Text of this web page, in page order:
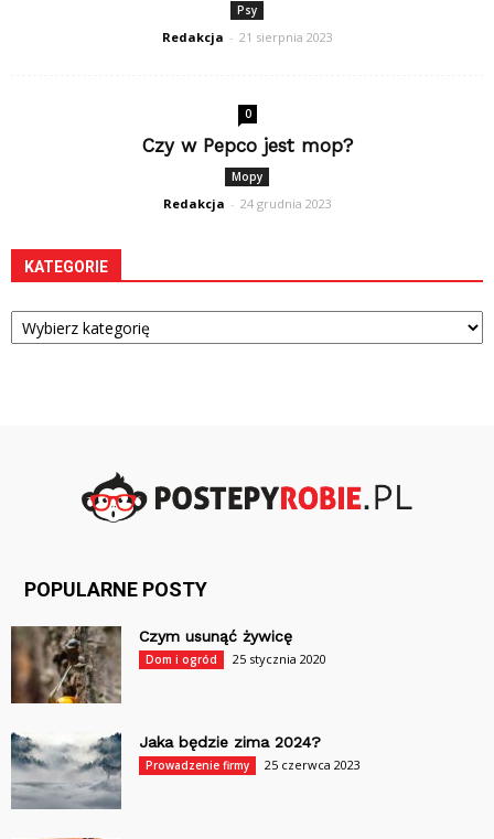
Psy
Redakcja - 21 sierpnia 2023
0
Czy w Pepco jest mop?
Mopy
Redakcja - 24 grudnia 2023
KATEGORIE
Kategorie
POPULARNE POSTY
Czym usunąć żywicę
Dom i ogród 25 stycznia 2020
Jaka będzie zima 2024?
Prowadzenie firmy 25 czerwca 2023